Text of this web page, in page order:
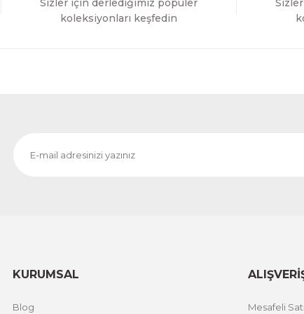
Sizler için derlediğimiz popüler
koleksiyonları keşfedin
KURUMSAL
Blog Mesafeli